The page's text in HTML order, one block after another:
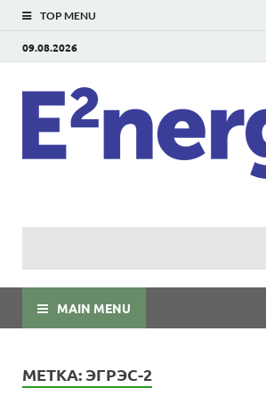
TOP MENU
09.08.2026
MAIN MENU
МЕТКА: ЭГРЭС-2